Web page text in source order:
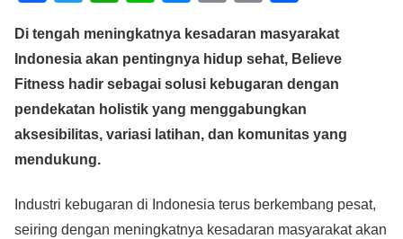
c
e
b
o
o
tt
er
at
s
A
p
e
ss
e
n
g
ail p
y
Li
n
ar
e
Di tengah meningkatnya kesadaran masyarakat
Indonesia akan pentingnya hidup sehat, Believe
Fitness hadir sebagai solusi kebugaran dengan
pendekatan holistik yang menggabungkan
aksesibilitas, variasi latihan, dan komunitas yang
mendukung.
Industri kebugaran di Indonesia terus berkembang pesat,
seiring dengan meningkatnya kesadaran masyarakat akan